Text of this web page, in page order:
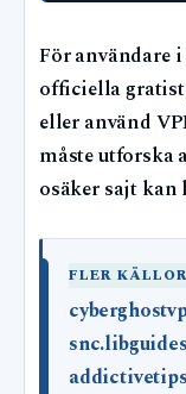
För användare
officiella
eller använd
måste utforska
osäker sajt kan
FLER KÄLLOR